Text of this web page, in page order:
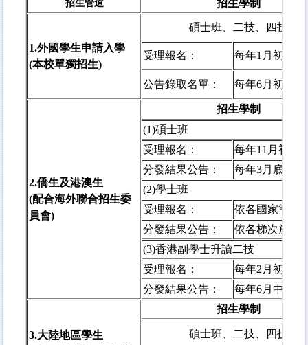
招生管道 招生學制
1.外國學生申請入學
(本校單獨招生)
碩士班、二技、四技
受理報名： 每年1月初~5
公告錄取名單： 每年6月初
2.僑生及港澳生
(配合海外聯合招生委
員會)
招生學制
(1)碩士班
受理報名：
每年11月初
分發結果公告：
每年3月底
(2)學士班
受理報名：
依各國家簡章
分發結果公告：
依各梯次放榜
(3)香港副學士升讀二技
受理報名：
每年2月初~3
分發結果公告：
每年6月中
3.大陸地區學生
招生學制
碩士班、二技、四技